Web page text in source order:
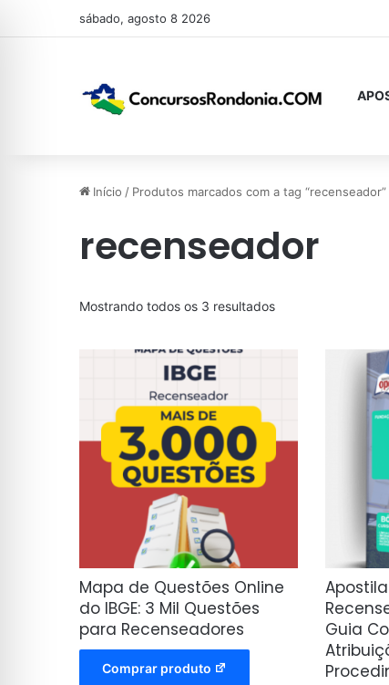
sábado, agosto 8 2026
Início / Produtos marcados com a tag “recenseador”
recenseador
Mostrando todos os 3 resultadosClassificado
Mapa de Questões Online
do IBGE: 3 Mil Questões
para Recenseadores
Comprar produto
Guia